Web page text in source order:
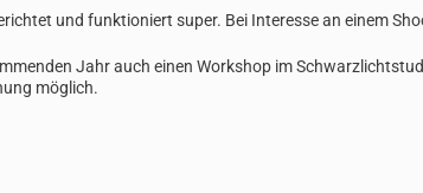
und funktioniert super. Bei Interesse an einem
Jahr auch einen Workshop im
möglich.